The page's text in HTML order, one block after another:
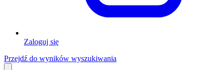
Zaloguj się
Przejdź do wyników wyszukiwania